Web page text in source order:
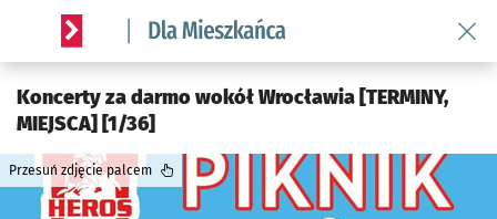
Serwis informacyjny wroclaw.pl podserwis: Dla mieszkańca
Koncerty za darmo wokół Wrocławia [TERMINY,
MIEJSCA] [1/36]
Przesuń zdjęcie palcem